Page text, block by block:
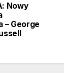
Nowy
– George